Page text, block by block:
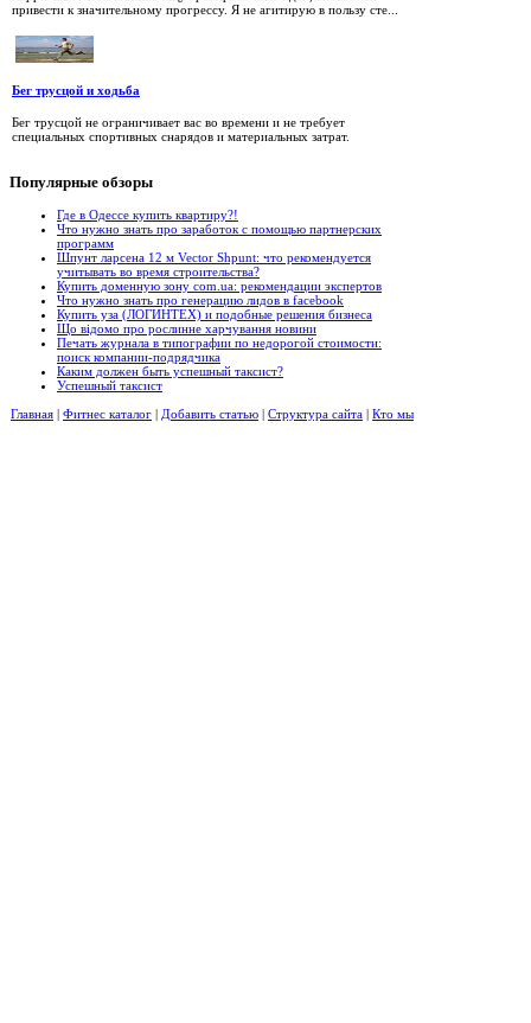
привести к значительному прогрессу. Я не агитирую в пользу сте...
Бег трусцой и ходьба
Бег трусцой не ограничивает вас во времени и не требует
специальных спортивных снарядов и материальных затрат.
Популярные обзоры
Где в Одессе купить квартиру?!
Что нужно знать про заработок с помощью партнерских
программ
Шпунт ларсена 12 м Vector Shpunt: что рекомендуется
учитывать во время строительства?
Купить доменную зону com.ua: рекомендации экспертов
Что нужно знать про генерацию лидов в facebook
Купить уза (ЛОГИНТЕХ) и подобные решения бизнеса
Що відомо про рослинне харчування новини
Печать журнала в типографии по недорогой стоимости:
поиск компании-подрядчика
Каким должен быть успешный таксист?
Успешный таксист
Главная | Фитнес каталог | Добавить статью | Структура сайта | Кто мы